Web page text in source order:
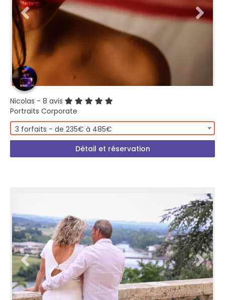
Nicolas - 8 avis
Portraits Corporate
3 forfaits - de 235€ à 485€
Détail et réservation